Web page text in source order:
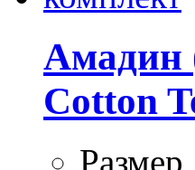
Амадин
Cotton
Размер